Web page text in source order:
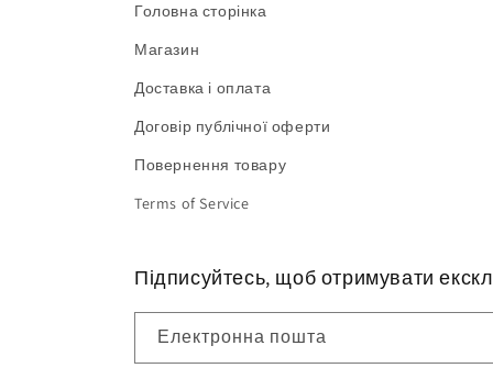
Головна сторінка
Магазин
Доставка і оплата
Договір публічної оферти
Повернення товару
Terms of Service
Підписуйтесь, щоб отримувати
Електронна пошта